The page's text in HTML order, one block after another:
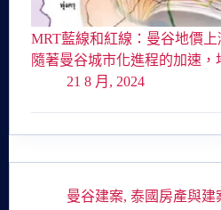
MRT藍線和紅線：曼谷地價上
隨著曼谷城市化進程的加速
21 8 月, 2024
曼谷建案, 泰國房產與建